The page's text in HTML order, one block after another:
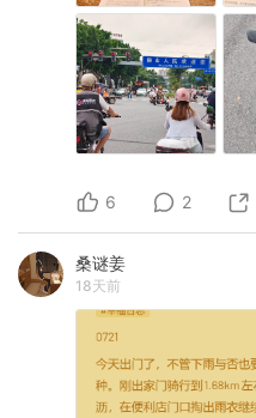
6 2
桑谜姜
18天前